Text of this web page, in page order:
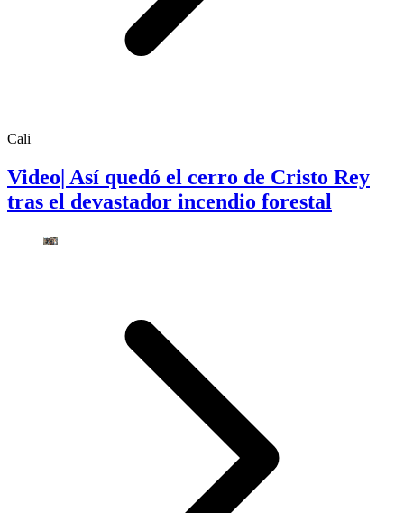
Cali
Video| Así quedó el cerro de Cristo Rey
tras el devastador incendio forestal